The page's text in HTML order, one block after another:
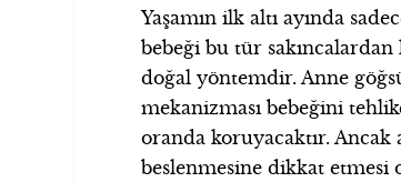
Yaşamın ilk altı ayında
bebeği bu tür
doğal yöntemdir. Anne
mekanizması bebeğini
oranda koruyacaktır.
beslenmesine dikkat etmesi